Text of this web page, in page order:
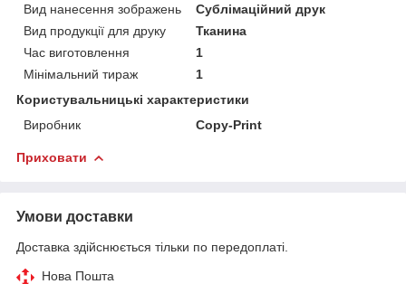
Вид нанесення зображень
Сублімаційний друк
Вид продукції для друку
Тканина
Час виготовлення
1
Мінімальний тираж
1
Користувальницькі характеристики
Виробник
Copy-Print
Приховати
Умови доставки
Доставка здійснюється тільки по передоплаті.
Нова Пошта